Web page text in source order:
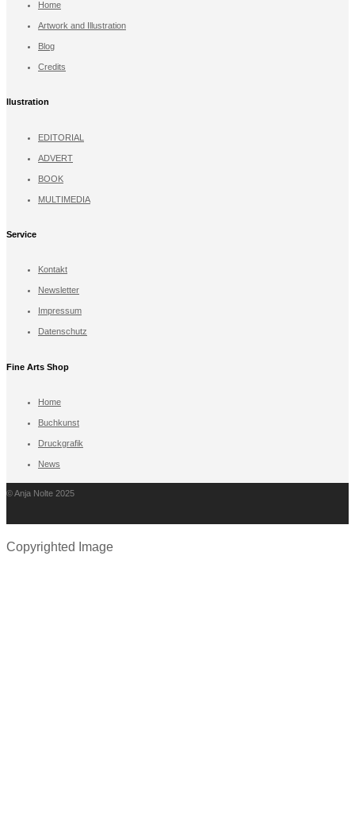
Home
Artwork and Illustration
Blog
Credits
llustration
EDITORIAL
ADVERT
BOOK
MULTIMEDIA
Service
Kontakt
Newsletter
Impressum
Datenschutz
Fine Arts Shop
Home
Buchkunst
Druckgrafik
News
© Anja Nolte 2025
Copyrighted Image